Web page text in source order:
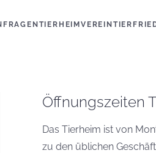
FRAGENTIERHEIMVEREIN
Öffnungszeiten
Das Tierheim ist von
zu den üblichen